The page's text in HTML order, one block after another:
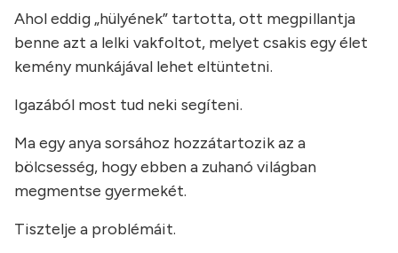
Ahol eddig „hülyének” tartotta, ott megpillantja
benne azt a lelki vakfoltot, melyet csakis egy élet
kemény munkájával lehet eltüntetni.
Igazából most tud neki segíteni.
Ma egy anya sorsához hozzátartozik az a
bölcsesség, hogy ebben a zuhanó világban
megmentse gyermekét.
Tisztelje a problémáit.